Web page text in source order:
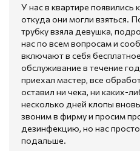
У нас в квартире
откуда они могли взяться.
трубку взяла девушка,
нас по всем вопросам и
включают в себя
обслуживание в течение
приехал мастер, все
оставил ни чека, ни каких-
несколько дней клопы
звоним в фирму и просим
дезинфекцию, но нас
подальше.